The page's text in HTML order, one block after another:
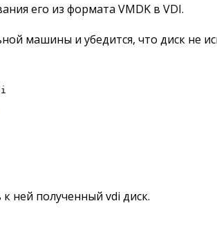
его из формата VMDK в VDI.
машины и убедится, что диск не
ней полученный vdi диск.